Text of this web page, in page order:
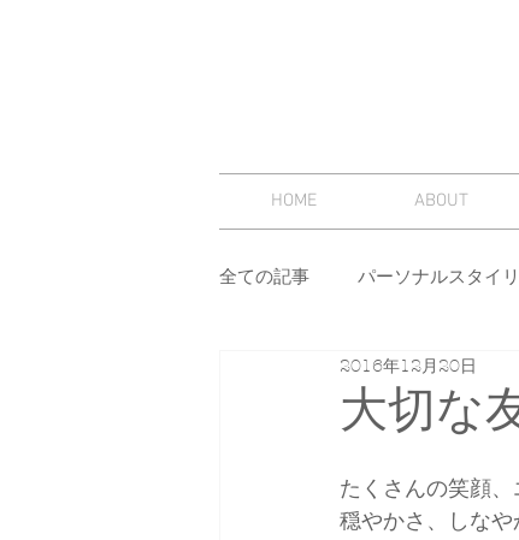
HOME ABOUT
全ての記事 パーソナルスタイ
スタイリング セミナー
大切な
2016年12月20日
たくさんの笑顔、
穏やかさ、しな